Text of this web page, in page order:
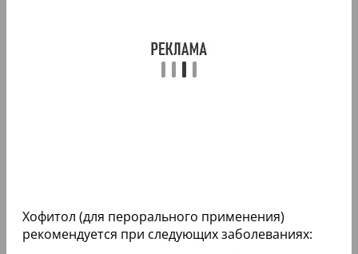
Хофитол (для перорального применения)
рекомендуется при следующих заболеваниях: